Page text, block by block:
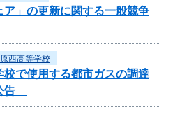
ア」の更新に関する一般競争
西高等学校
で使用する都市ガスの調達
告